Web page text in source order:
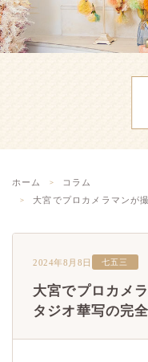
ホーム
コラム
大宮でプロカメラマンが
2024年8月8日 七五三
大宮でプロカメ
タジオ華写の完